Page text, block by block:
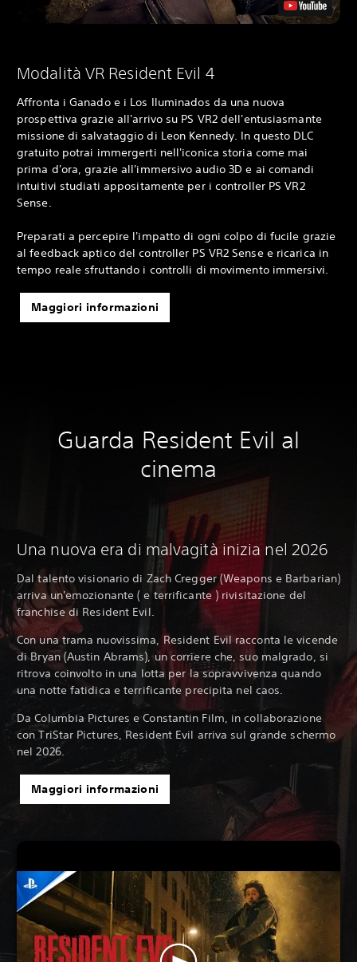
Modalità VR Resident Evil 4
Affronta i Ganado e i Los Iluminados da una nuova
prospettiva grazie all'arrivo su PS VR2 dell'entusiasmante
missione di salvataggio di Leon Kennedy. In questo DLC
gratuito potrai immergerti nell'iconica storia come mai
prima d'ora, grazie all'immersivo audio 3D e ai comandi
intuitivi studiati appositamente per i controller PS VR2
Sense.
Preparati a percepire l'impatto di ogni colpo di fucile grazie
al feedback aptico del controller PS VR2 Sense e ricarica in
tempo reale sfruttando i controlli di movimento immersivi.
Maggiori informazioni
Guarda Resident Evil al
cinema
Una nuova era di malvagità inizia nel 2026
Dal talento visionario di Zach Cregger (Weapons e Barbarian)
arriva un'emozionante ( e terrificante ) rivisitazione del
franchise di Resident Evil.
Con una trama nuovissima, Resident Evil racconta le vicende
di Bryan (Austin Abrams), un corriere che, suo malgrado, si
ritrova coinvolto in una lotta per la sopravvivenza quando
una notte fatidica e terrificante precipita nel caos.
Da Columbia Pictures e Constantin Film, in collaborazione
con TriStar Pictures, Resident Evil arriva sul grande schermo
nel 2026.
Maggiori informazioni